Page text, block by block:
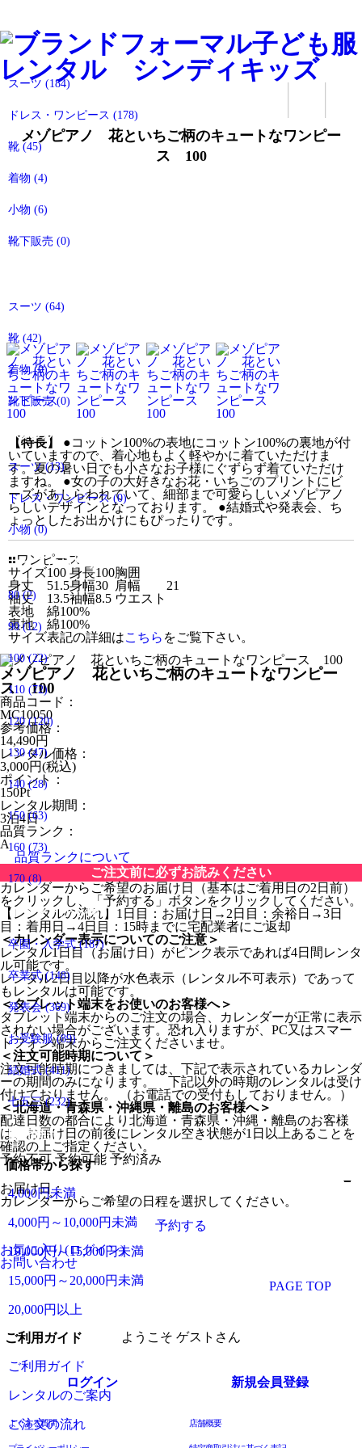
女の子のアイテム
スーツ (184)
ドレス・ワンピース (178)
靴 (45)
着物 (4)
小物 (6)
靴下販売 (0)
スーツ (64)
靴 (42)
着物(0)
靴下販売(0)
大人の方のアイテム
スーツ(13)
ドレス・ワンピース(0)
小物 (0)
サイズから探す
80(2)
90(12)
100(22)
110 (72)
120(120)
130 (47)
140 (28)
150 (63)
160 (73)
170(8)
イベントから探す
卒園・入学式(187)
卒業式(148)
発表会(369)
お受験服(89)
結婚式(411)
七五三(232)
販売商品
価格帯から探す
4,000円未満
4,000円～10,000円未満
10,000円～15,000円未満
15,000円～20,000円未満
20,000円以上
ご利用ガイド
ご利用ガイド
レンタルのご案内
ご注文の流れ
メゾピアノ 花といちご柄のキュートなワンピー
ス 100
【特長】 ●コットン100%の表地にコットン100%の裏地が付
いていますので、着心地もよく軽やかに着ていただけま
す。夏の暑い日でも小さなお子様にぐずらず着ていただけ
ますね。 ●女の子の大好きなお花・いちごのプリントにビ
ーズがあしらわれていて、細部まで可愛らしいメゾピアノ
らしいデザインとなっております。 ●結婚式や発表会、ち
ょっとしたお出かけにもぴったりです。
■ワンピース
サイズ100 身長100胸囲
身丈
51.5身幅30 肩幅
21
袖丈
13.5袖幅8.5 ウエスト
表地
綿100%
裏地
綿100%
サイズ表記の詳細はこちら をご覧下さい。
メゾピアノ 花といちご柄のキュートなワンピー
ス 100
商品コード：
MC10050
参考価格：
14,490円
レンタル価格：
3,000円(税込)
ポイント：
150Pt
レンタル期間：
3泊4日
品質ランク：
A
品質ランクについて
ご注文前に必ずお読みください
カレンダーからご希望のお届け日（基本はご着用日の2日前）
をクリックし、「予約する」ボタンをクリックしてください。
【レンタルの流れ】1日目：お届け日→2日目：余裕日→3日
目：着用日→4日目：15時までに宅配業者にご返却
＜カレンダー表示についてのご注意＞
レンタル1日目（お届け日）がピンク表示であれば4日間レンタ
ル可能です。
レンタル2日目以降が水色表示（レンタル不可表示）であって
もレンタルは可能です。
＜タブレット端末をお使いのお客様へ＞
タブレット端末からのご注文の場合、カレンダーが正常に表示
されない場合がございます。恐れ入りますが、PC又はスマー
トフォン端末からご注文くださいませ。
＜注文可能時期について＞
注文可能時期につきましては、下記で表示されているカレンダ
ーの期間のみになります。 下記以外の時期のレンタルは受け
付けておりません。 （お電話での受付もしておりません。）
＜北海道・青森県・沖縄県・離島のお客様へ＞
配達日数の都合により北海道・青森県・沖縄・離島のお客様
は、お届け日の前後にレンタル空き状態が1日以上あることを
確認の上ご指定ください。
予約不可 予約可能 予約済み
お届け日：
カレンダーからご希望の日程を選択してください。
予約する
お気に入り(ログイン)
お問い合わせ
PAGE TOP
ようこそ ゲストさん
ログイン 新規会員登録
よくある質問 店舗概要